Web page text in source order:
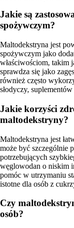
Jakie są
spożywczym?
Maltodekstryna jest
spożywczym jako
właściwościom, takim
sprawdza się jako
również często
słodyczy,
Jakie korzyści
maltodekstryny?
Maltodekstryna jest
może być szczególnie
potrzebujących
węglowodan o niskim
pomóc w utrzymaniu
istotne dla osób z
Czy
osób?